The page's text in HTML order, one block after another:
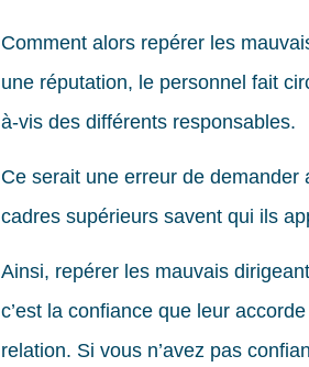
Comment alors repérer les
une réputation, le personnel fait
à-vis des différents responsables.
Ce serait une erreur de demander
cadres supérieurs savent qui ils
Ainsi, repérer les mauvais
c’est la confiance que leur
relation. Si vous n’avez pas